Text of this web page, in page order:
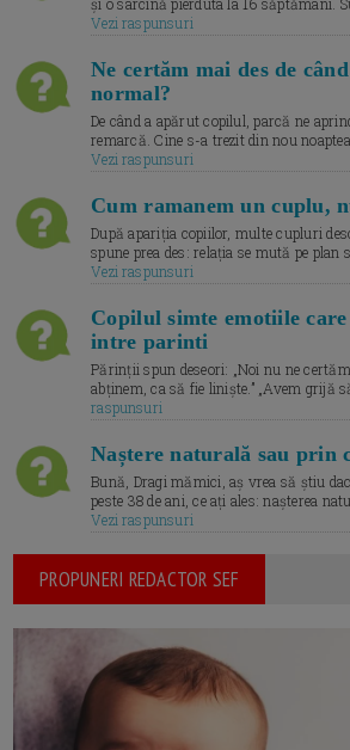
și o sarcină pierduta la 16 săptămâni.
Vezi raspunsuri
Ne certăm mai des de
normal?
De când a apărut copilul, parcă ne
remarcă. Cine s-a trezit din nou
Vezi raspunsuri
Cum ramanem un cuplu,
După apariția copiilor, multe cupluri
spune prea des: relația se mută pe plan
Vezi raspunsuri
Copilul simte emotiile
intre parinti
Părinții spun deseori: „Noi nu ne
abținem, ca să fie liniște.” „Avem grijă
raspunsuri
Naștere naturală sau prin
Bună, Dragi mămici, aș vrea să știu
peste 38 de ani, ce ați ales: nașterea
Vezi raspunsuri
PROPUNERI REDACTOR SEF